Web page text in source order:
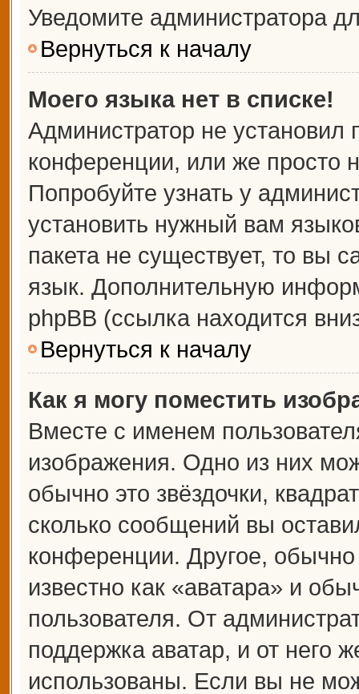
Уведомите администратора
Вернуться к началу
Моего языка нет в списке!
Администратор не установил
конференции, или же просто
Попробуйте узнать у
установить нужный вам
пакета не существует, то вы
язык. Дополнительную
phpBB (ссылка находится
Вернуться к началу
Как я могу поместить
Вместе с именем
изображения. Одно из них
обычно это звёздочки,
сколько сообщений вы
конференции. Другое,
известно как «аватара» и
пользователя. От
поддержка аватар, и от него
использованы. Если вы не